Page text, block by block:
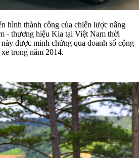
hình thành công của chiến lược nâng
- thương hiệu Kia tại Việt Nam thời
được minh chứng qua doanh số cộng
trong năm 2014.